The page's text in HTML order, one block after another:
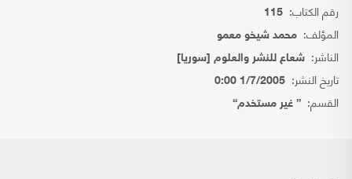
رقم الكتاب: 115
المؤلف: محمد شيخو معمو
الناشر: شعاع للنشر والعلوم [سوريا]
تاريخ النشر: 1/7/2005 0:00
القسم: { غير مستخدم}